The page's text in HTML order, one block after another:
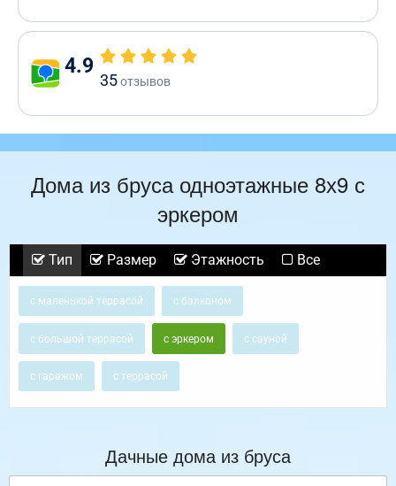
4.9
35отзывов
Дома из бруса одноэтажные 8х9 с
эркером
Тип Размер Этажность Все
с маленькой террасой с балконом
с большой террасой с эркером с сауной
с гаражом с террасой
Дачные дома из бруса